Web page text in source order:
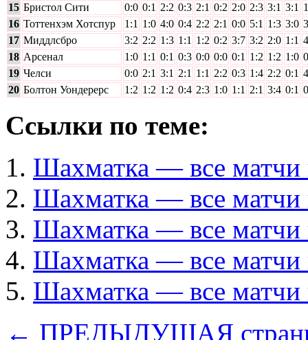
15 Бристол Сити 0:0 0:1 2:2 0:3 2:1 0:2 2:0 2:3 3:1 3:1
16 Тоттенхэм Хотспур 1:1 1:0 4:0 0:4 2:2 2:1 0:0 5:1 1:3 3:0
17 Миддлсбро 3:2 2:2 1:3 1:1 1:2 0:2 3:7 3:2 2:0 1:1
18 Арсенал 1:0 1:1 0:1 0:3 0:0 0:0 0:1 1:2 1:2 1:0
19 Челси 0:0 2:1 3:1 2:1 1:1 2:2 0:3 1:4 2:2 0:1
20 Болтон Уондерерс 1:2 1:2 1:2 0:4 2:3 1:0 1:1 2:1 3:4 0:1
Ссылки по теме:
Шахматка — все матчи
Шахматка — все матчи
Шахматка — все матчи
Шахматка — все матчи
Шахматка — все матчи
← ПРЕДЫДУЩАЯ